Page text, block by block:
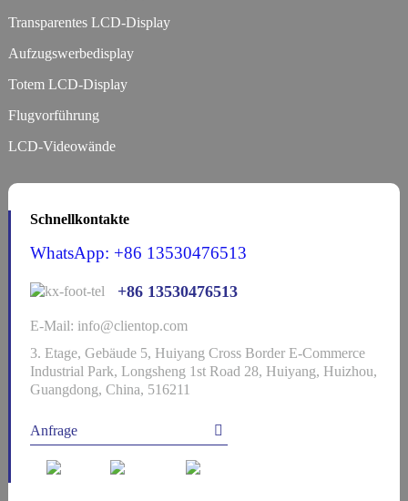
Transparentes LCD-Display
Aufzugswerbedisplay
Totem LCD-Display
Flugvorführung
LCD-Videowände
Schnellkontakte
WhatsApp: +86 13530476513
+86 13530476513
E-Mail: info@clientop.com
3. Etage, Gebäude 5, Huiyang Cross Border E-Commerce
Industrial Park, Longsheng 1st Road 28, Huiyang, Huizhou,
Guangdong, China, 516211
Anfrage